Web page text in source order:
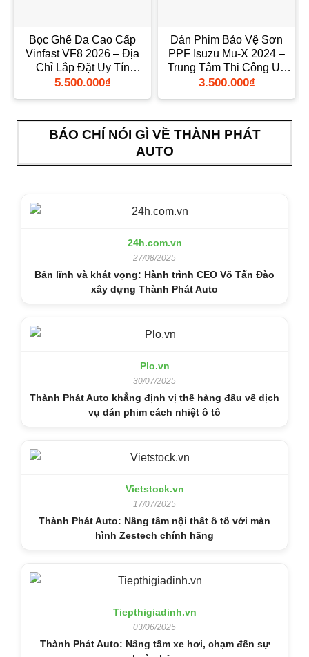
Bọc Ghế Da Cao Cấp
Vinfast VF8 2026 – Địa
Chỉ Lắp Đặt Uy Tín
TPHCM
5.500.000₫
Dán Phim Bảo Vệ Sơn
PPF Isuzu Mu-X 2024 –
Trung Tâm Thi Công Uy
Tín TPHCM
3.500.000₫
BÁO CHÍ NÓI GÌ VỀ THÀNH PHÁT
AUTO
24h.com.vn
27/08/2025
Bản lĩnh và khát vọng: Hành trình CEO Võ Tấn Đào
xây dựng Thành Phát Auto
Plo.vn
30/07/2025
Thành Phát Auto khẳng định vị thế hàng đầu về dịch
vụ dán phim cách nhiệt ô tô
Vietstock.vn
17/07/2025
Thành Phát Auto: Nâng tầm nội thất ô tô với màn
hình Zestech chính hãng
Tiepthigiadinh.vn
03/06/2025
Thành Phát Auto: Nâng tầm xe hơi, chạm đến sự